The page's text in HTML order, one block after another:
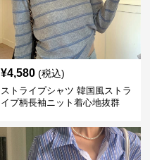
¥4,580 (税込)
ストライプシャツ 韓国風ストラ
イプ柄長袖ニット着心地抜群